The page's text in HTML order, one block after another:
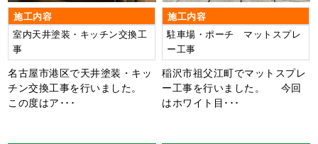
施工内容
室内天井塗装・キッチン交換工
事
名古屋市港区で天井塗装・キッ
チン交換工事を行いました。
この度はア･･･
施工内容
駐車場・ポーチ マットスプレ
ー工事
稲沢市祖父江町でマットスプレ
ー工事を行いました。 今回
はホワイト目･･･